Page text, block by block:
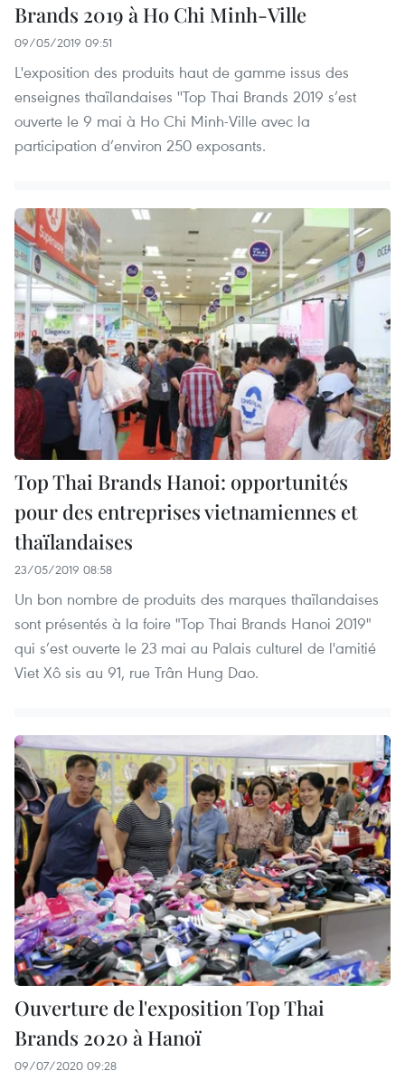
Brands 2019 à Ho Chi Minh-Ville
09/05/2019 09:51
L'exposition des produits haut de gamme issus des
enseignes thaïlandaises ''Top Thai Brands 2019 s’est
ouverte le 9 mai à Ho Chi Minh-Ville avec la
participation d’environ 250 exposants.
Top Thai Brands Hanoi: opportunités
pour des entreprises vietnamiennes et
thaïlandaises
23/05/2019 08:58
Un bon nombre de produits des marques thaïlandaises
sont présentés à la foire "Top Thai Brands Hanoi 2019"
qui s’est ouverte le 23 mai au Palais culturel de l'amitié
Viet Xô sis au 91, rue Trân Hung Dao.
Ouverture de l'exposition Top Thai
Brands 2020 à Hanoï
09/07/2020 09:28